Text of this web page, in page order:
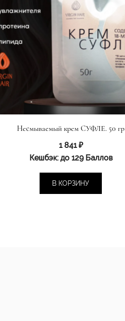
Несмываемый крем СУФЛЕ. 50 гр
1 841₽
Кешбэк:до 129 Баллов
В КОРЗИНУ